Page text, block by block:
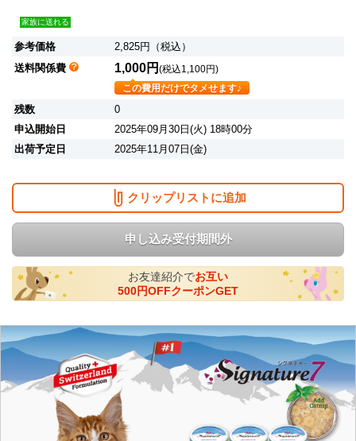
家族に送れる
参考価格
2,825円（税込）
送料関係費
1,000円 (税込1,100円)
この費用だけでタメせます♪
残数
0
申込開始日
2025年09月30日(火) 18時00分
出荷予定日
2025年11月07日(金)
クリップリストに追加
申し込み受付期間外
お友達紹介でお互い
500円OFFクーポンGET